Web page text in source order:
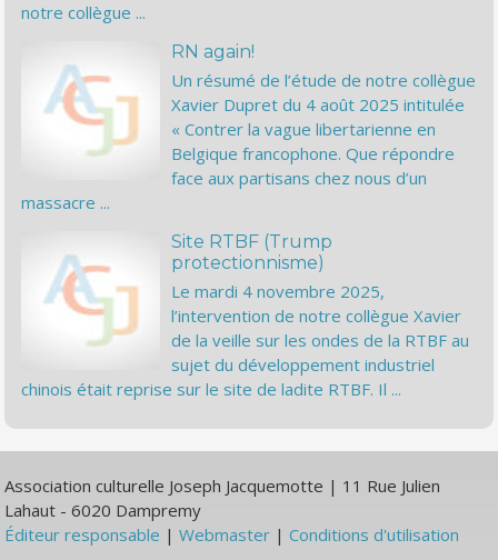
notre collègue ...
RN again!
Un résumé de l’étude de notre collègue
Xavier Dupret du 4 août 2025 intitulée
« Contrer la vague libertarienne en
Belgique francophone. Que répondre
face aux partisans chez nous d’un
massacre ...
Site RTBF (Trump
protectionnisme)
Le mardi 4 novembre 2025,
l’intervention de notre collègue Xavier
de la veille sur les ondes de la RTBF au
sujet du développement industriel
chinois était reprise sur le site de ladite RTBF. Il ...
Association culturelle Joseph Jacquemotte | 11 Rue Julien
Lahaut - 6020 Dampremy
Éditeur responsable |Webmaster |Conditions d'utilisation